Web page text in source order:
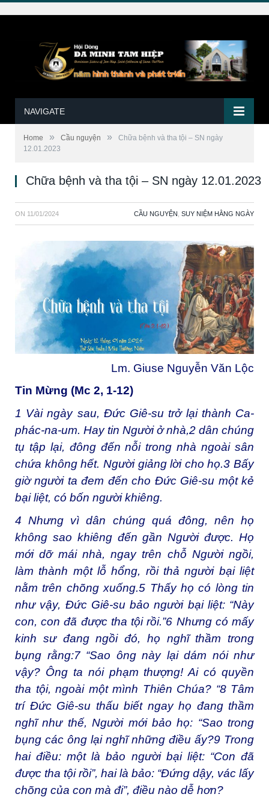
NAVIGATE
Home » Cầu nguyện »
Chữa bệnh và tha tội – SN ngày
12.01.2023
Chữa bệnh và tha tội – SN ngày 12.01.2023
ON 11/01/2024 CẦU NGUYỆN SUY NIỆM HẰNG NGÀY
Lm. Giuse Nguyễn Văn Lộc
Tin Mừng (Mc 2, 1-12)
1 Vài ngày sau, Đức Giê-su trở lại thành Ca-
phác-na-um. Hay tin Người ở nhà,2 dân chúng
tụ tập lại, đông đến nỗi trong nhà ngoài sân
chứa không hết. Người giảng lời cho họ.3 Bấy
giờ người ta đem đến cho Đức Giê-su một kẻ
bại liệt, có bốn người khiêng.
4 Nhưng vì dân chúng quá đông, nên họ
không sao khiêng đến gần Người được. Họ
mới dỡ mái nhà, ngay trên chỗ Người ngồi,
làm thành một lỗ hổng, rồi thả người bại liệt
nằm trên chõng xuống.5 Thấy họ có lòng tin
như vậy, Đức Giê-su bảo người bại liệt: “Này
con, con đã được tha tội rồi.”6 Nhưng có mấy
kinh sư đang ngồi đó, họ nghĩ thầm trong
bụng rằng:7“Sao ông này lại dám nói như
vậy? Ông ta nói phạm thượng! Ai có quyền
tha tội, ngoài một mình Thiên Chúa? “8Tâm
trí Đức Giê-su thấu biết ngay họ đang thầm
nghĩ như thế, Người mới bảo họ: “Sao trong
bụng các ông lại nghĩ những điều ấy?9 Trong
hai điều: một là bảo người bại liệt: “Con đã
được tha tội rồi”, hai là bảo: “Đứng dậy, vác lấy
chõng của con mà đi”, điều nào dễ hơn?